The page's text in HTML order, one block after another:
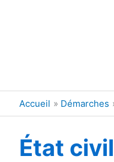
Accueil Démarches
État civil